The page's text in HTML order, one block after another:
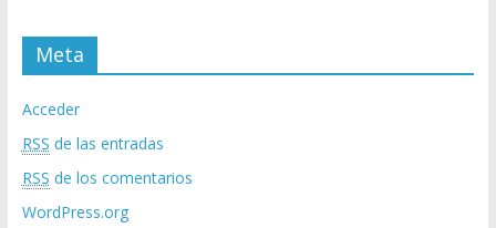
Meta
Acceder
RSS de las entradas
RSS de los comentarios
WordPress.org